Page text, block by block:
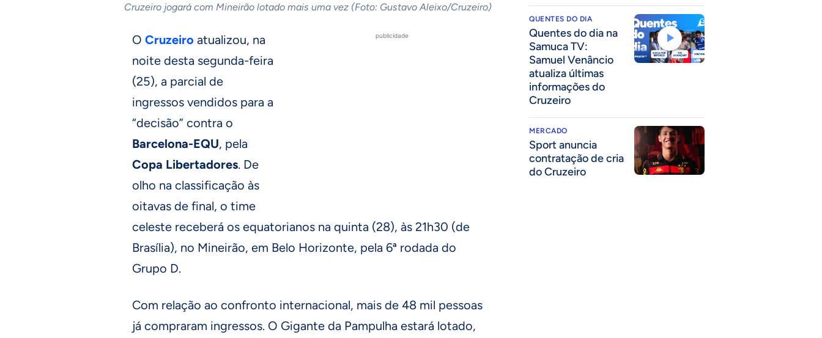
Cruzeiro jogará com Mineirão lotado mais uma vez (Foto: Gustavo Aleixo/Cruzeiro)
publicidade
O Cruzeiro atualizou, na
noite desta segunda-feira
(25), a parcial de
ingressos vendidos para a
“decisão” contra o
Barcelona-EQU, pela
Copa Libertadores. De
olho na classificação às
oitavas de final, o time
celeste receberá os equatorianos na quinta (28), às 21h30 (de
Brasília), no Mineirão, em Belo Horizonte, pela 6ª rodada do
Grupo D.
Com relação ao confronto internacional, mais de 48 mil pessoas
já compraram ingressos. O Gigante da Pampulha estará lotado,
QUENTES DO DIA
Quentes do dia na
Samuca TV:
Samuel Venâncio
atualiza últimas
informações do
Cruzeiro
MERCADO
Sport anuncia
contratação de cria
do Cruzeiro